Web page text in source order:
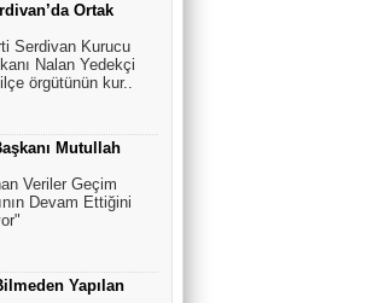
Ortak
Serdivan Kurucu
Nalan Yedekçi
örgütünün kur..
Mutullah
Veriler Geçim
Devam Ettiğini
Yapılan